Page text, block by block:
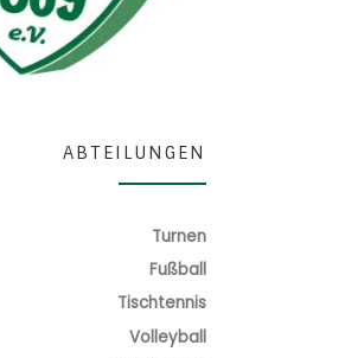
ABTEILUNGEN
Turnen
Fußball
Tischtennis
Volleyball